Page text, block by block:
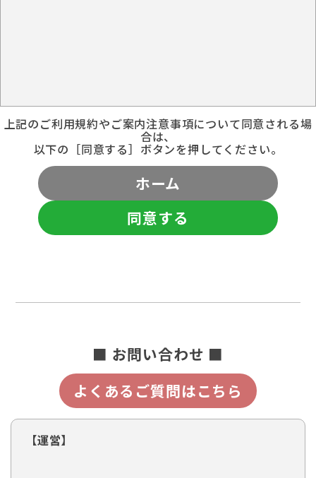
上記のご利用規約やご案内注意事項について同意される場
合は、
以下の［同意する］ボタンを押してください。
ホーム
同意する
■ お問い合わせ ■
よくあるご質問はこちら
【運営】